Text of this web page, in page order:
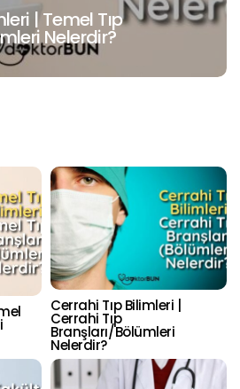
| Cerrahi Tıp
Nelerdir?
Cerrahi Tıp Bilimleri |
Cerrahi Tıp
Branşları/Bölümleri
Nelerdir?